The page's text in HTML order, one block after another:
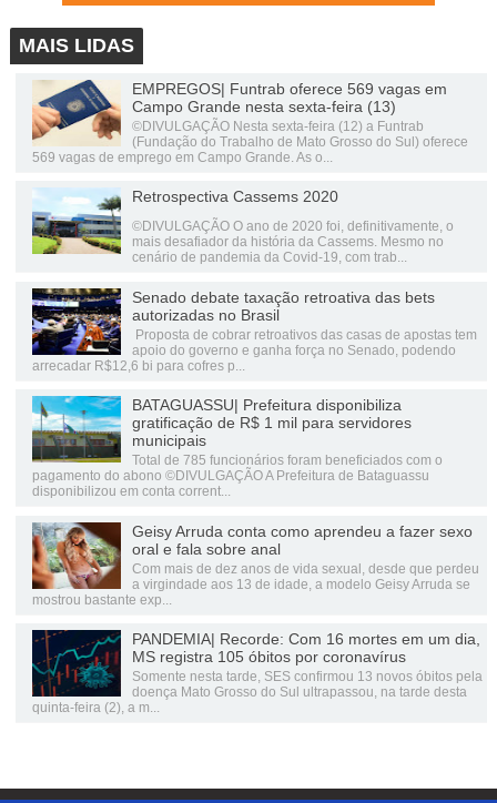
MAIS LIDAS
EMPREGOS| Funtrab oferece 569 vagas em
Campo Grande nesta sexta-feira (13)
©DIVULGAÇÃO Nesta sexta-feira (12) a Funtrab
(Fundação do Trabalho de Mato Grosso do Sul) oferece
569 vagas de emprego em Campo Grande. As o...
Retrospectiva Cassems 2020
©DIVULGAÇÃO O ano de 2020 foi, definitivamente, o
mais desafiador da história da Cassems. Mesmo no
cenário de pandemia da Covid-19, com trab...
Senado debate taxação retroativa das bets
autorizadas no Brasil
Proposta de cobrar retroativos das casas de apostas tem
apoio do governo e ganha força no Senado, podendo
arrecadar R$12,6 bi para cofres p...
BATAGUASSU| Prefeitura disponibiliza
gratificação de R$ 1 mil para servidores
municipais
Total de 785 funcionários foram beneficiados com o
pagamento do abono ©DIVULGAÇÃO A Prefeitura de Bataguassu
disponibilizou em conta corrent...
Geisy Arruda conta como aprendeu a fazer sexo
oral e fala sobre anal
Com mais de dez anos de vida sexual, desde que perdeu
a virgindade aos 13 de idade, a modelo Geisy Arruda se
mostrou bastante exp...
PANDEMIA| Recorde: Com 16 mortes em um dia,
MS registra 105 óbitos por coronavírus
Somente nesta tarde, SES confirmou 13 novos óbitos pela
doença Mato Grosso do Sul ultrapassou, na tarde desta
quinta-feira (2), a m...